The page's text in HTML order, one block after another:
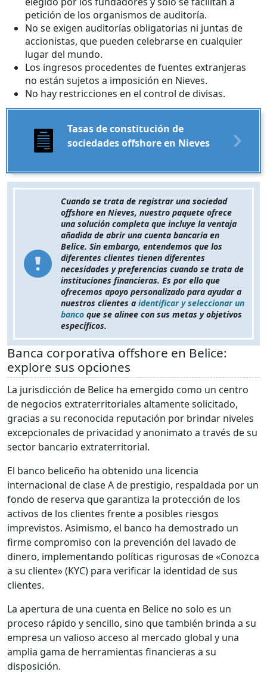
petición de los organismos de auditoría.
No se exigen auditorías obligatorias ni juntas de
accionistas, que pueden celebrarse en cualquier
lugar del mundo.
Los ingresos procedentes de fuentes extranjeras
no están sujetos a imposición en Nieves.
No hay restricciones en el control de divisas.
Tasas de constitución de
sociedades offshore en Nieves
Cuando se trata de registrar una sociedad
offshore en Nieves, nuestro paquete ofrece
una solución completa que incluye la ventaja
añadida de abrir una cuenta bancaria en
Belice. Sin embargo, entendemos que los
diferentes clientes tienen diferentes
necesidades y preferencias cuando se trata de
instituciones financieras. Es por ello que
ofrecemos apoyo personalizado para ayudar a
nuestros clientes a identificar y seleccionar un
banco que se alinee con sus metas y objetivos
específicos.
Banca corporativa offshore en Belice:
explore sus opciones
La jurisdicción de Belice ha emergido como un centro
de negocios extraterritoriales altamente solicitado,
gracias a su reconocida reputación por brindar niveles
excepcionales de privacidad y anonimato a través de su
sector bancario extraterritorial.
El banco beliceño ha obtenido una licencia
internacional de clase A de prestigio, respaldada por un
fondo de reserva que garantiza la protección de los
activos de los clientes frente a posibles riesgos
imprevistos. Asimismo, el banco ha demostrado un
firme compromiso con la prevención del lavado de
dinero, implementando políticas rigurosas de «Conozca
a su cliente» (KYC) para verificar la identidad de sus
clientes.
La apertura de una cuenta en Belice no solo es un
proceso rápido y sencillo, sino que también brinda a su
empresa un valioso acceso al mercado global y una
amplia gama de herramientas financieras a su
disposición.